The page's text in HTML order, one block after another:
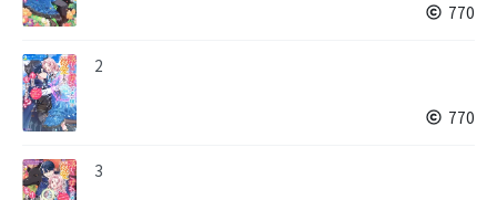
770
2
770
3